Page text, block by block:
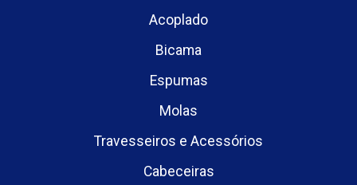
Acoplado
Bicama
Espumas
Molas
Travesseiros e Acessórios
Cabeceiras